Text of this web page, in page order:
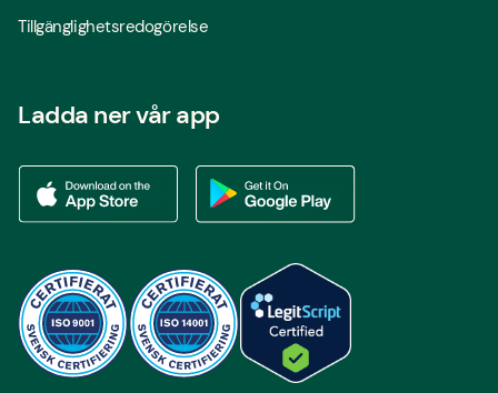
Tillgänglighetsredogörelse
Ladda ner vår app